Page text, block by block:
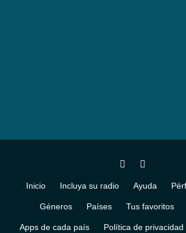
Inicio Incluya su radio Ayuda
Géneros Países Tus favoritos
Apps de cada país Política de privacidad